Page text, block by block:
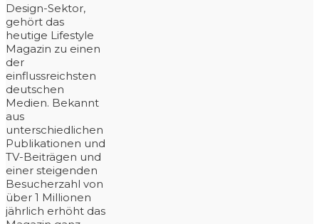
Design-Sektor,
gehört das
heutige Lifestyle
Magazin zu einen
der
einflussreichsten
deutschen
Medien. Bekannt
aus
unterschiedlichen
Publikationen und
TV-Beiträgen und
einer steigenden
Besucherzahl von
über 1 Millionen
jährlich erhöht das